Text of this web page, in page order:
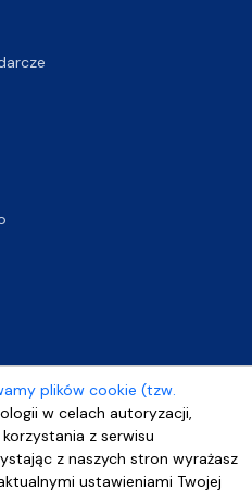
plików cookie (tzw.
w celach autoryzacji,
z serwisu
z naszych stron wyrażasz
ustawieniami Twojej